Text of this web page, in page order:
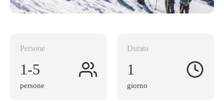
Persone
1-5
persone
Durata
1
giorno